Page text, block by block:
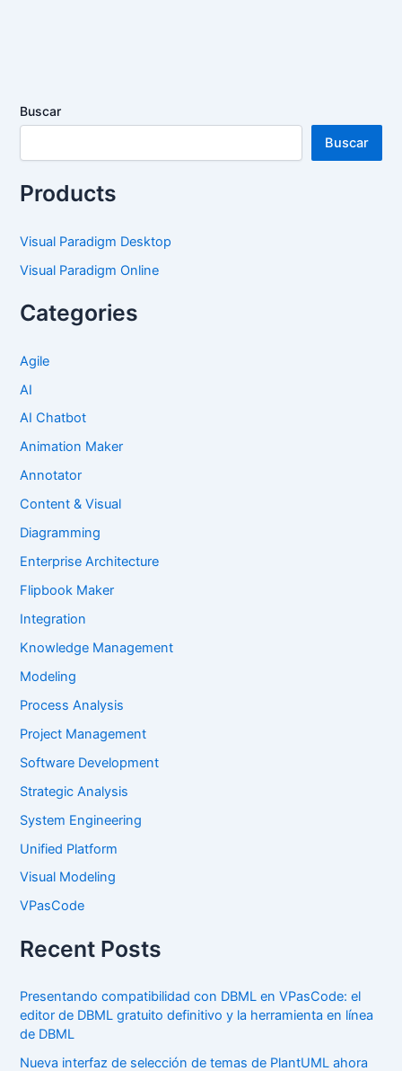
Buscar
Buscar
Products
Visual Paradigm Desktop
Visual Paradigm Online
Categories
Agile
AI
AI Chatbot
Animation Maker
Annotator
Content & Visual
Diagramming
Enterprise Architecture
Flipbook Maker
Integration
Knowledge Management
Modeling
Process Analysis
Project Management
Software Development
Strategic Analysis
System Engineering
Unified Platform
Visual Modeling
VPasCode
Recent Posts
Presentando compatibilidad con DBML en VPasCode: el
editor de DBML gratuito definitivo y la herramienta en línea
de DBML
Nueva interfaz de selección de temas de PlantUML ahora